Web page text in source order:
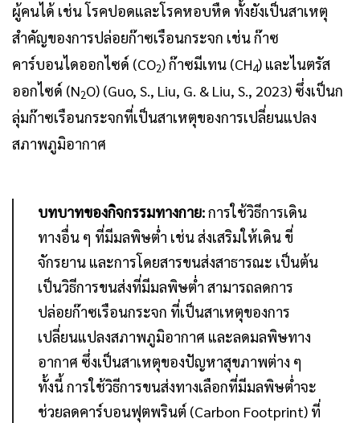
ผู้คนได้ เช่น โรคปอดและโรคหอบหืด ทั้งยังเป็นสาเหตุ
สำคัญของการปล่อยก๊าซเรือนกระจก เช่น ก๊าซ
คาร์บอนไดออกไซด์ (CO2) ก๊าซมีเทน (CH4) และไนตรัส
ออกไซด์ (N2O) (Guo, S., Liu, G. & Liu, S., 2023) ซึ่งเป็นก
ลุ่มก๊าซเรือนกระจกที่เป็นสาเหตุของการเปลี่ยนแปลง
สภาพภูมิอากาศ
บทบาทของกิจกรรมทางกาย:การใช้วิธีการเดิน
ทางอื่น ๆ ที่มีมลพิษต่ำ เช่น ส่งเสริมให้เดิน ขี่
จักรยาน และการโดยสารขนส่งสาธารณะ เป็นต้น
เป็นวิธีการขนส่งที่มีมลพิษต่ำ สามารถลดการ
ปล่อยก๊าซเรือนกระจก ที่เป็นสาเหตุของการ
เปลี่ยนแปลงสภาพภูมิอากาศ และลดมลพิษทาง
อากาศ ซึ่งเป็นสาเหตุของปัญหาสุขภาพต่าง ๆ
ทั้งนี้ การใช้วิธีการขนส่งทางเลือกที่มีมลพิษต่ำจะ
ช่วยลดคาร์บอนฟุตพรินต์ (Carbon Footprint) ที่